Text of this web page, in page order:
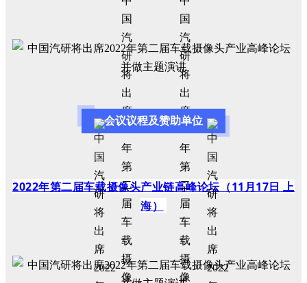
会议议程及赞助单位
2022年第二届车载摄像头产业链高峰论坛（11月17日 上
海）